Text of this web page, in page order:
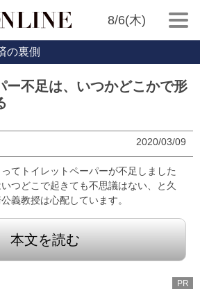
8/6(木)
の裏側
ー不足は、いつかどこかで形
2020/03/09
てトイレットペーパーが不足しました
つどこで起きても不思議はない、と久
義教授は心配しています。
本文を読む
PR